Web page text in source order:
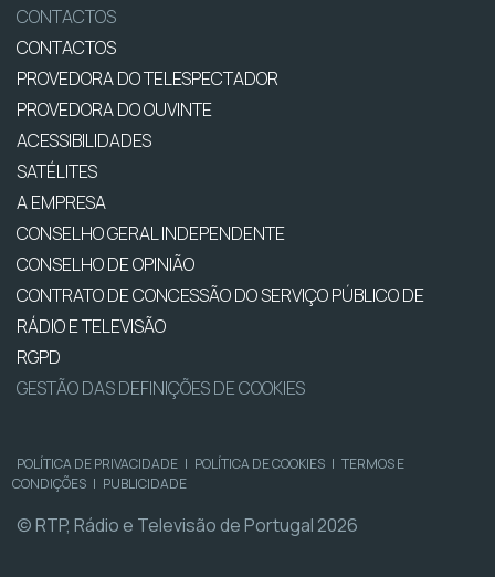
CONTACTOS
CONTACTOS
PROVEDORA DO TELESPECTADOR
PROVEDORA DO OUVINTE
ACESSIBILIDADES
SATÉLITES
A EMPRESA
CONSELHO GERAL INDEPENDENTE
CONSELHO DE OPINIÃO
CONTRATO DE CONCESSÃO DO SERVIÇO PÚBLICO DE
RÁDIO E TELEVISÃO
RGPD
GESTÃO DAS DEFINIÇÕES DE COOKIES
POLÍTICA DE PRIVACIDADE | POLÍTICA DE COOKIES | TERMOS E
CONDIÇÕES | PUBLICIDADE
© RTP, Rádio e Televisão de Portugal 2026